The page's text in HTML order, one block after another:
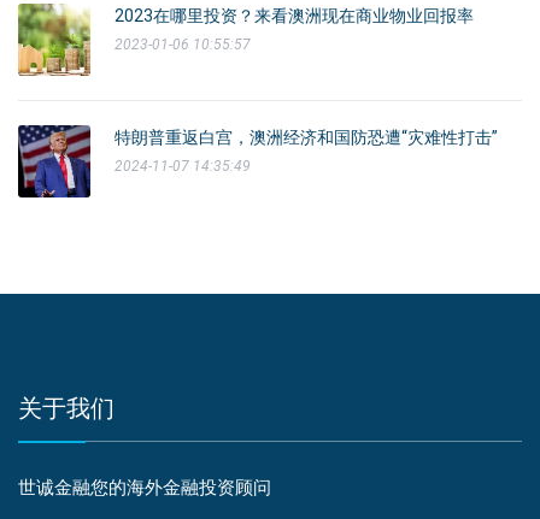
2023在哪里投资？来看澳洲现在商业物业回报率
2023-01-06 10:55:57
特朗普重返白宫，澳洲经济和国防恐遭“灾难性打击”
2024-11-07 14:35:49
关于我们
世诚金融您的海外金融投资顾问